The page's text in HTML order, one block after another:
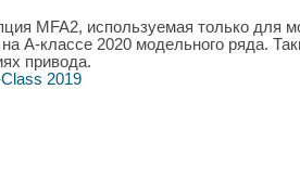
MFA2, используемая только для
А-классе 2020 модельного ряда.
привода.